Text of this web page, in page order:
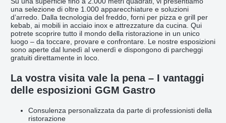
una selezione di oltre 1.000 apparecchiature e soluzioni
d’arredo. Dalla tecnologia del freddo, forni per pizza e grill per
kebab, ai mobili in acciaio inox e attrezzature da cucina. Qui
potrete scoprire tutto il mondo della ristorazione in un unico
luogo – da toccare, provare e confrontare. Le nostre esposizioni
sono aperte dal lunedì al venerdì e dispongono di parcheggi
gratuiti direttamente in loco.
La vostra visita vale la pena – I vantaggi
delle esposizioni GGM Gastro
Consulenza personalizzata da parte di professionisti della
ristorazione